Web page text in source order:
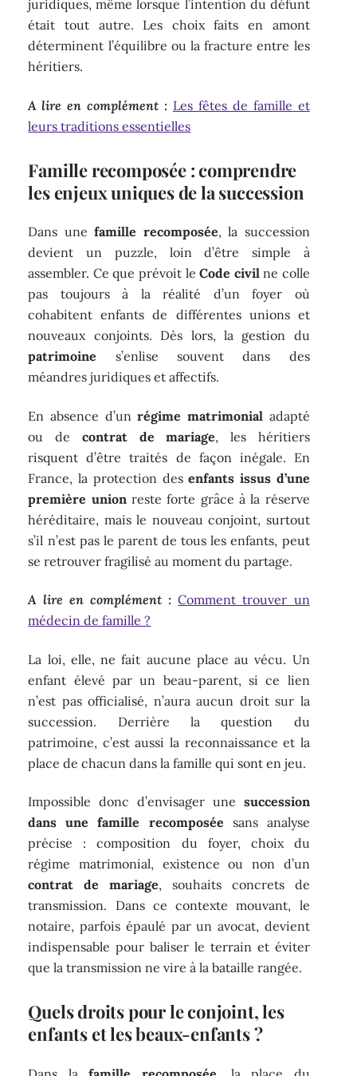
juridiques, même lorsque l’intention du défunt
était tout autre. Les choix faits en amont
déterminent l’équilibre ou la fracture entre les
héritiers.
A lire en complément : Les fêtes de famille et
leurs traditions essentielles
Famille recomposée : comprendre
les enjeux uniques de la succession
Dans unefamille recomposée, la succession
devient un puzzle, loin d’être simple à
assembler. Ce que prévoit leCode civilne colle
pas toujours à la réalité d’un foyer où
cohabitent enfants de différentes unions et
nouveaux conjoints. Dès lors, la gestion du
patrimoine s’enlise souvent dans des
méandres juridiques et affectifs.
En absence d’unrégime matrimonialadapté
ou de contrat de mariage, les héritiers
risquent d’être traités de façon inégale. En
France, la protection desenfants issus d’une
première unionreste forte grâce à la réserve
héréditaire, mais le nouveau conjoint, surtout
s’il n’est pas le parent de tous les enfants, peut
se retrouver fragilisé au moment du partage.
A lire en complément : Comment trouver un
médecin de famille ?
La loi, elle, ne fait aucune place au vécu. Un
enfant élevé par un beau-parent, si ce lien
n’est pas officialisé, n’aura aucun droit sur la
succession. Derrière la question du
patrimoine, c’est aussi la reconnaissance et la
place de chacun dans la famille qui sont en jeu.
Impossible donc d’envisager une succession
dans une famille recomposée sans analyse
précise : composition du foyer, choix du
régime matrimonial, existence ou non d’un
contrat de mariage, souhaits concrets de
transmission. Dans ce contexte mouvant, le
notaire, parfois épaulé par un avocat, devient
indispensable pour baliser le terrain et éviter
que la transmission ne vire à la bataille rangée.
Quels droits pour le conjoint, les
enfants et les beaux-enfants ?